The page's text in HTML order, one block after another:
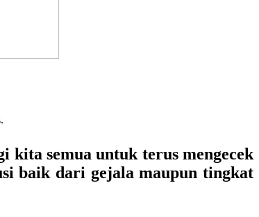
kita semua untuk terus mengecek
baik dari gejala maupun tingkat